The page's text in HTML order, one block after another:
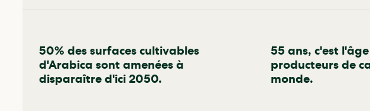
50% des surfaces cultivables
d'Arabica sont amenées à
disparaître d'ici 2050.
55 ans, c'est
producteurs de
monde.